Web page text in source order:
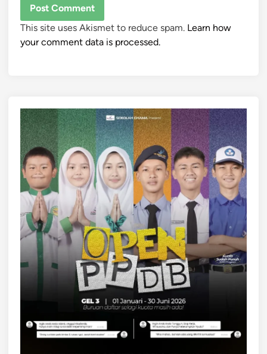
This site uses Akismet to reduce spam. Learn how
your comment data is processed.